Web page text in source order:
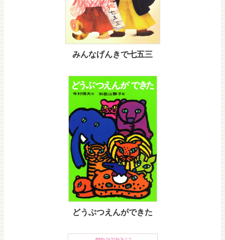
みんなげんきで七五三
どうぶつえんができた